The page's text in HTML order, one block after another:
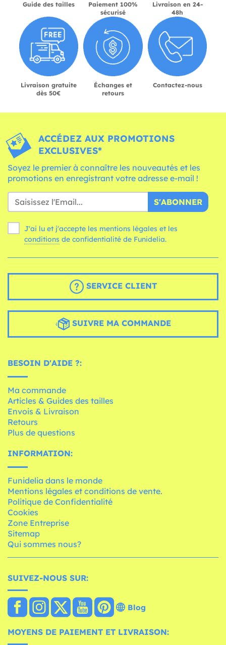
Guide des tailles
Paiement 100%
sécurisé
Livraison en 24-
48h
Livraison gratuite
dès 50€
Échanges et
retours
Contactez-nous
ACCÉDEZ AUX PROMOTIONS
EXCLUSIVES*
Soyez le premier à connaître les nouveautés et les
promotions en enregistrant votre adresse e-mail !
S'ABONNER
J'ai lu et j'accepte les mentions légales et les
conditions de confidentialité de Funidelia.
SERVICE CLIENT
SUIVRE MA COMMANDE
BESOIN D'AIDE ?:
Ma commande
Articles & Guides des tailles
Envois & Livraison
Retours
Plus de questions
INFORMATION:
Funidelia dans le monde
Mentions légales et conditions de vente.
Politique de Confidentialité
Cookies
Zone Entreprise
Sitemap
Qui sommes nous?
SUIVEZ-NOUS SUR:
Blog
MOYENS DE PAIEMENT ET LIVRAISON: